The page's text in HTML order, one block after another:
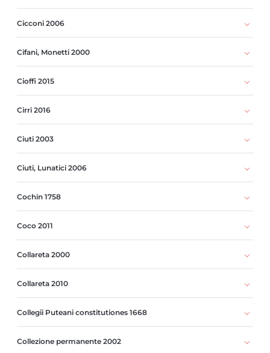
Cicconi 2006
Cifani, Monetti 2000
Cioffi 2015
Cirri 2016
Ciuti 2003
Ciuti, Lunatici 2006
Cochin 1758
Coco 2011
Collareta 2000
Collareta 2010
Collegii Puteani constitutiones 1668
Collezione permanente 2002